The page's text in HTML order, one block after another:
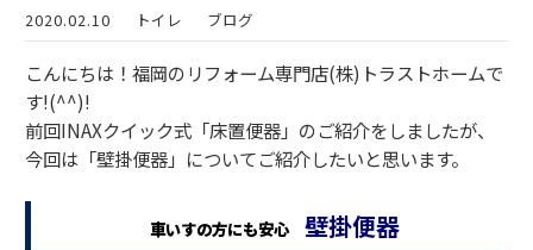
2020.02.10 トイレ ブログ
こんにちは！福岡のリフォーム専門店(株)トラストホームで
す!(^^)!
前回INAXクイック式「床置便器」のご紹介をしましたが、
今回は「壁掛便器」についてご紹介したいと思います。
車いすの方にも安心 壁掛便器